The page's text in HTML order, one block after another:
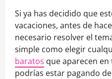
Si ya has decidido que
vacaciones, antes de
necesario resolver el
simple como elegir
baratos que aparecen
podrías estar pagando